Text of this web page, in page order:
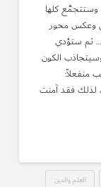
كلها
وعكس محور
ثم ستؤدي
وسيتجاذب الكون
منفعلاً:
لذلك فقد آمنت
العلم والدين